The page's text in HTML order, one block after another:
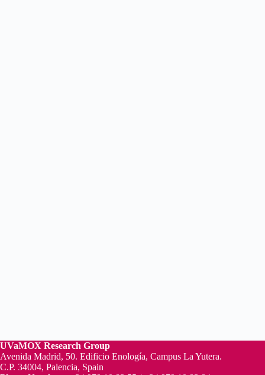
UVaMOX Research Group
Avenida Madrid, 50. Edificio Enología, Campus La Yutera.
C.P. 34004, Palencia, Spain